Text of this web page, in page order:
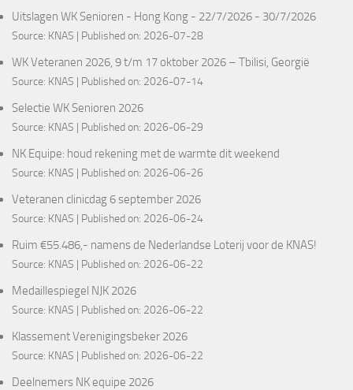
Uitslagen WK Senioren - Hong Kong - 22/7/2026 - 30/7/2026
Source: KNAS Published on: 2026-07-28
WK Veteranen 2026, 9 t/m 17 oktober 2026 – Tbilisi, Georgië
Source: KNAS Published on: 2026-07-14
Selectie WK Senioren 2026
Source: KNAS Published on: 2026-06-29
NK Equipe: houd rekening met de warmte dit weekend
Source: KNAS Published on: 2026-06-26
Veteranen clinicdag 6 september 2026
Source: KNAS Published on: 2026-06-24
Ruim €55.486,- namens de Nederlandse Loterij voor de KNAS!
Source: KNAS Published on: 2026-06-22
Medaillespiegel NJK 2026
Source: KNAS Published on: 2026-06-22
Klassement Verenigingsbeker 2026
Source: KNAS Published on: 2026-06-22
Deelnemers NK equipe 2026